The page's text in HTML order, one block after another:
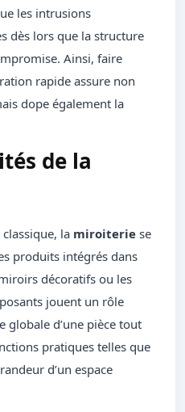
les intrusions
dès lors que la structure
Ainsi, faire
rapide assure non
dope également la
de la
la miroiterie se
produits intégrés dans
décoratifs ou les
jouent un rôle
globale d’une pièce tout
pratiques telles que
d’un espace